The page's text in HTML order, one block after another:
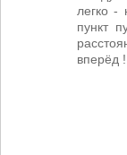
легко -
пункт
вперёд